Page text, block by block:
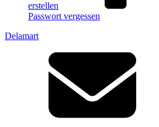
erstellen
Passwort vergessen
Delamart